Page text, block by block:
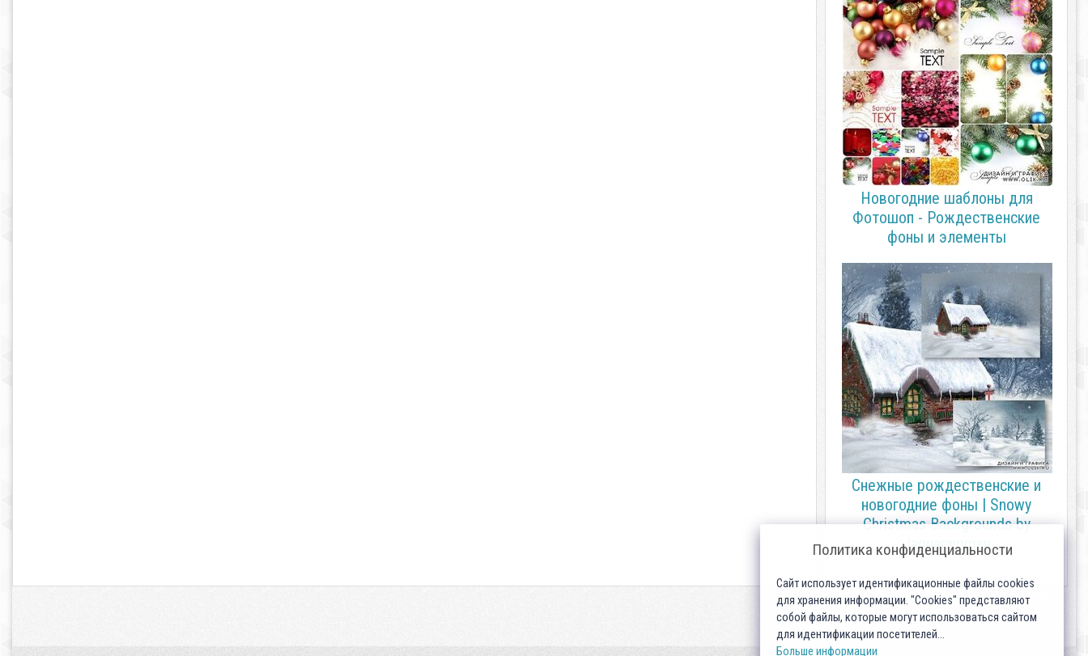
Новогодние шаблоны для
Фотошоп - Рождественские
фоны и элементы
Снежные рождественские и
новогодние фоны | Snowy
Christmas Backgrounds by
Jaguarwoman
Политика конфиденциальности
Сайт использует идентификационные файлы cookies
для хранения информации. "Cookies" представляют
собой файлы, которые могут использоваться сайтом
для идентификации посетителей...
Больше информации